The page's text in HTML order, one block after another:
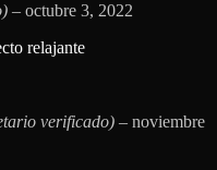
– octubre 3, 2022
relajante
verificado) – noviembre